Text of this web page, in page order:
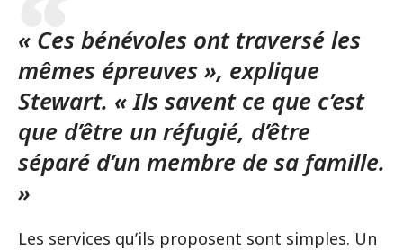
« Ces bénévoles ont traversé les
mêmes épreuves », explique
Stewart. « Ils savent ce que c’est
que d’être un réfugié, d’être
séparé d’un membre de sa famille.
»
Les services qu’ils proposent sont simples. Un